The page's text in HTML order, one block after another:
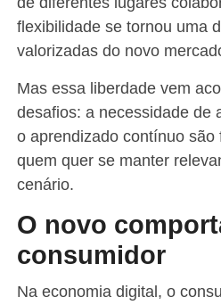
flexibilidade se tornou uma
valorizadas do novo
Mas essa liberdade vem
desafios: a necessidade de
o aprendizado contínuo são
quem quer se manter
cenário.
O novo
consumidor
Na economia digital, o